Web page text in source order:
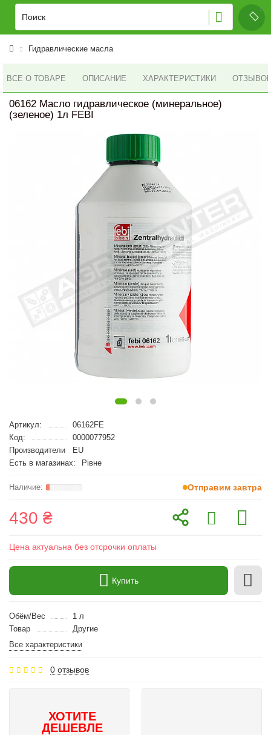
Гидравлические масла
ВСЕ О ТОВАРЕ ОПИСАНИЕ ХАРАКТЕРИСТИКИ ОТЗЫВОВ
06162 Масло гидравлическое (минеральное)
(зеленое) 1л FEBI
Артикул:
06162FE
Код:
0000077952
Производители
EU
Есть в магазинах:
Рівне
Отправим завтра
430 ₴
Цена актуальна без отсрочки оплаты
Купить
Обём/Вес
1 л
Товар
Другие
Все характеристики
0 отзывов
ХОТИТЕ
ДЕШЕВЛЕ